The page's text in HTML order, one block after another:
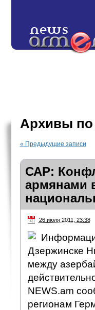
Архивы
« Предыдущие записи
САР:
армянами
26 июля 2011, 23:38
Дзержинске
между
NEWS.am
регионам